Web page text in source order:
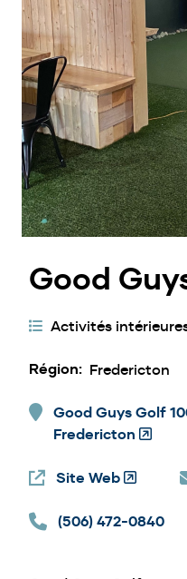
Good
Catégories
Activités
Région Fredericton
Good Guys Golf
Fredericton (Opens
a
window)
Site Web(Opens
a
(506) 472-0840